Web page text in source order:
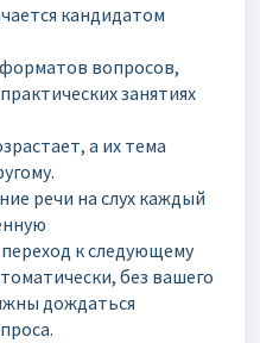
кандидатом
вопросов,
занятиях
а их тема
речи на слух каждый
к следующему
без вашего
дождаться